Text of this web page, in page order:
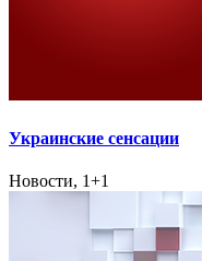
Украинские сенсации
Новости, 1+1